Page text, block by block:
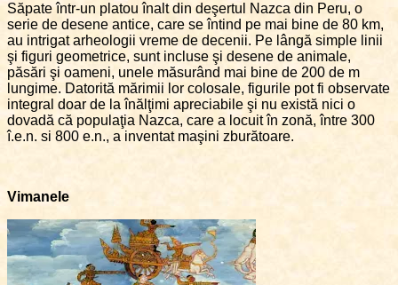
Săpate într-un platou înalt din deşertul Nazca din Peru, o
serie de desene antice, care se întind pe mai bine de 80 km,
au intrigat arheologii vreme de decenii. Pe lângă simple linii
şi figuri geometrice, sunt incluse şi desene de animale,
păsări şi oameni, unele măsurând mai bine de 200 de m
lungime. Datorită mărimii lor colosale, figurile pot fi observate
integral doar de la înălţimi apreciabile şi nu există nici o
dovadă că populaţia Nazca, care a locuit în zonă, între 300
î.e.n. si 800 e.n., a inventat maşini zburătoare.
Vimanele